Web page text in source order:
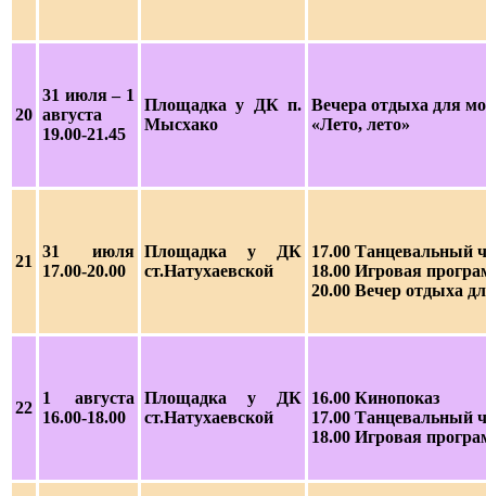
20
31 июля – 1
августа
19.00-21.45
Площадка у ДК п.
Мысхако
Вечера отдыха для
«Лето, лето»
21
31 июля
17.00-20.00
Площадка у ДК
ст.Натухаевской
17.00 Танцевальный
18.00 Игровая
20.00 Вечер отдыха
22
1 августа
16.00-18.00
Площадка у ДК
ст.Натухаевской
16.00 Кинопоказ
17.00 Танцевальный
18.00 Игровая